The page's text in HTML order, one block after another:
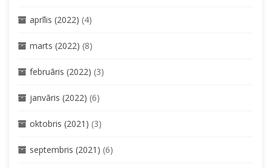
aprīlis (2022) (4)
marts (2022) (8)
februāris (2022) (3)
janvāris (2022) (6)
oktobris (2021) (3)
septembris (2021) (6)